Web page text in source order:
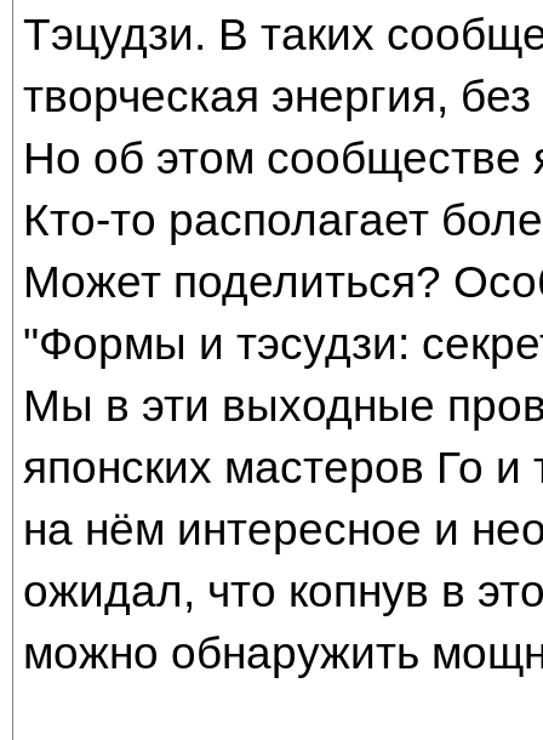
Тэцудзи. В таких
творческая энергия,
Но об этом сообществе
Кто-то располагает
Может поделиться?
"Формы и тэсудзи:
Мы в эти выходные
японских мастеров Го
на нём интересное и
ожидал, что копнув в
можно обнаружить